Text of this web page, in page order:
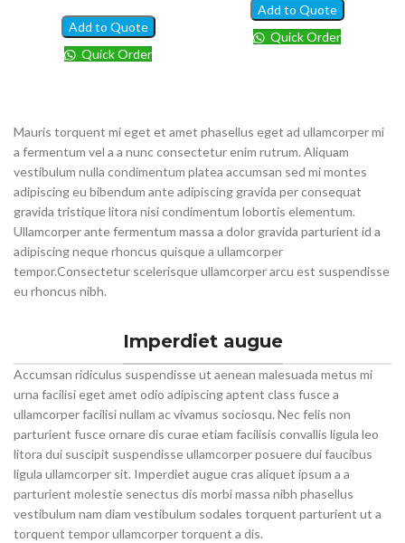
Add to Quote
Quick Order
Add to Quote
Quick Order
Mauris torquent mi eget et amet phasellus eget ad ullamcorper mi
a fermentum vel a a nunc consectetur enim rutrum. Aliquam
vestibulum nulla condimentum platea accumsan sed mi montes
adipiscing eu bibendum ante adipiscing gravida per consequat
gravida tristique litora nisi condimentum lobortis elementum.
Ullamcorper ante fermentum massa a dolor gravida parturient id a
adipiscing neque rhoncus quisque a ullamcorper
tempor.Consectetur scelerisque ullamcorper arcu est suspendisse
eu rhoncus nibh.
Imperdiet augue
Accumsan ridiculus suspendisse ut aenean malesuada metus mi
urna facilisi eget amet odio adipiscing aptent class fusce a
ullamcorper facilisi nullam ac vivamus sociosqu. Nec felis non
parturient fusce ornare dis curae etiam facilisis convallis ligula leo
litora dui suscipit suspendisse ullamcorper posuere dui faucibus
ligula ullamcorper sit. Imperdiet augue cras aliquet ipsum a a
parturient molestie senectus dis morbi massa nibh phasellus
vestibulum nam diam vestibulum sodales torquent parturient ut a
torquent tempor ullamcorper torquent a dis.